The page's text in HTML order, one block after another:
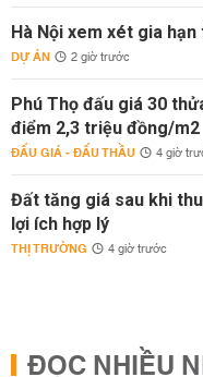
Hà Nội xem xét gia
DỰ ÁN 2 giờ trước
Phú Thọ đấu giá 30
điểm 2,3 triệu đồng/m2
ĐẤU GIÁ - ĐẤU THẦU 4 giờ
Đất tăng giá sau khi
lợi ích hợp lý
THỊ TRƯỜNG 4 giờ trước
ĐỌC NHIỀU